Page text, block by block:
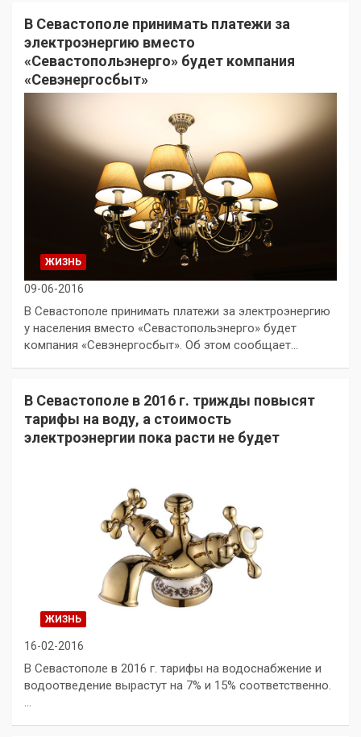
В Севастополе принимать платежи за
электроэнергию вместо
«Севастопольэнерго» будет компания
«Севэнергосбыт»
ЖИЗНЬ
09-06-2016
В Севастополе принимать платежи за электроэнергию
у населения вместо «Севастопольэнерго» будет
компания «Севэнергосбыт». Об этом сообщает…
В Севастополе в 2016 г. трижды повысят
тарифы на воду, а стоимость
электроэнергии пока расти не будет
ЖИЗНЬ
16-02-2016
В Севастополе в 2016 г. тарифы на водоснабжение и
водоотведение вырастут на 7% и 15% соответственно.
…